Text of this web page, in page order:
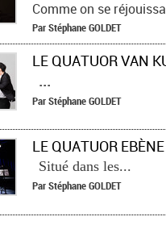
Comme on se
ParStéphaneGOLDET
...
ParStéphaneGOLDET
Situé dans les...
ParStéphaneGOLDET